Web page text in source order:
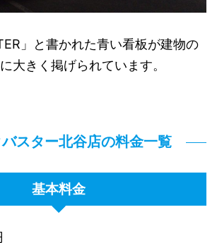
」と書かれた青い看板が建物の
大きく掲げられています。
スター北谷店の料金一覧
基本料金